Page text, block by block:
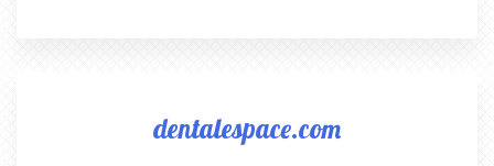
dentalespace.com